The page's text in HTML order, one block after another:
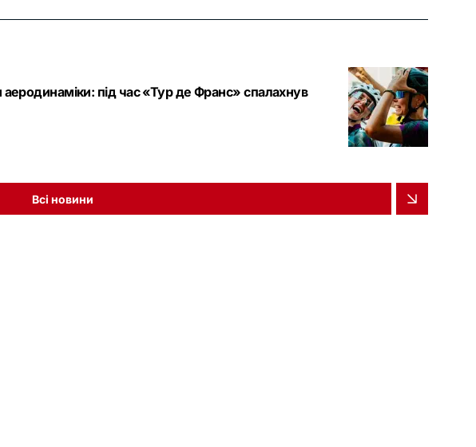
під час «Тур де Франс» спалахнув
Всі новини